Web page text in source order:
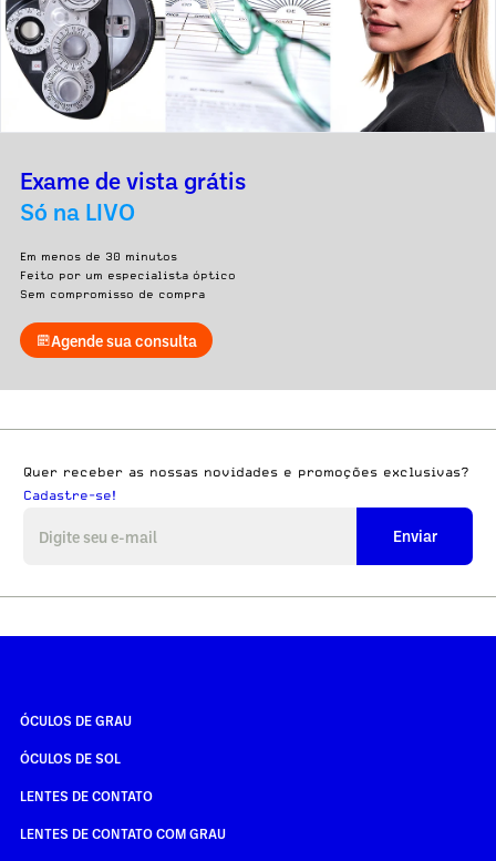
Exame de vista grátis
Só na LIVO
Em menos de 30 minutos
Feito por um especialista óptico
Sem compromisso de compra
Agende sua consulta
Quer receber as nossas novidades e promoções exclusivas?
Cadastre-se!
Enviar
ÓCULOS DE GRAU
ÓCULOS DE SOL
LENTES DE CONTATO
LENTES DE CONTATO COM GRAU